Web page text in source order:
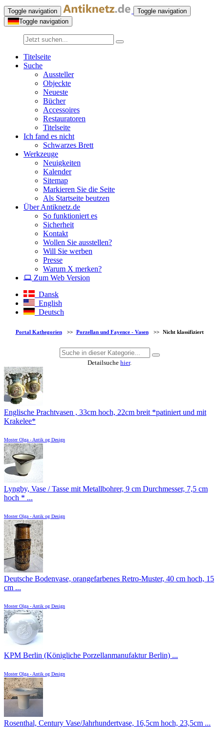
Toggle navigation
Toggle navigation
Toggle navigation
Titelseite
Suche
Aussteller
Objeckte
Neueste
Bücher
Accessoires
Restauratoren
Titelseite
Ich fand es nicht
Schwarzes Brett
Werkzeuge
Neuigkeiten
Kalender
Sitemap
Markieren Sie die Seite
Als Startseite beutzen
Über Antiknetz.de
So funktioniert es
Sicherheit
Kontakt
Wollen Sie ausstellen?
Will Sie werben
Presse
Warum X merken?
Zum Web Version
Dansk
English
Deutsch
Portal Kathegorien >> Porzellan und Fayence - Vasen >> Nicht klassifiziert
Detailsuche hier.
Englische Prachtvasen , 33cm hoch, 22cm breit *patiniert und mit
Krakelee*
Moster Olga - Antik og Design
Lyngby, Vase / Tasse mit Metallbohrer, 9 cm Durchmesser, 7,5 cm
hoch * ...
Moster Olga - Antik og Design
Deutsche Bodenvase, orangefarbenes Retro-Muster, 40 cm hoch, 15
cm ...
Moster Olga - Antik og Design
KPM Berlin (Königliche Porzellanmanufaktur Berlin) ...
Moster Olga - Antik og Design
Rosenthal, Century Vase/Jahrhundertvase, 16,5cm hoch, 23,5cm ...